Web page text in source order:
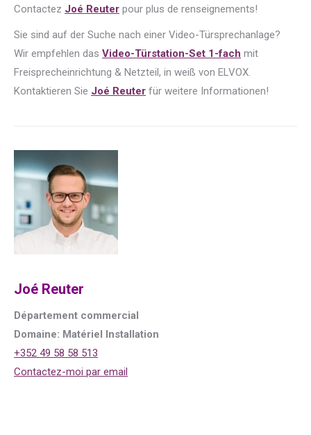
Contactez Joé Reuter pour plus de renseignements!
Sie sind auf der Suche nach einer Video-Türsprechanlage?
Wir empfehlen das Video-Türstation-Set 1-fach mit
Freisprecheinrichtung & Netzteil, in weiß von ELVOX.
Kontaktieren Sie Joé Reuter für weitere Informationen!
Joé Reuter
Département commercial
Domaine: Matériel Installation
+352 49 58 58 513
Contactez-moi par email